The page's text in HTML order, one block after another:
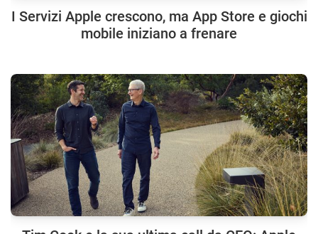
I Servizi Apple crescono, ma App Store e giochi
mobile iniziano a frenare